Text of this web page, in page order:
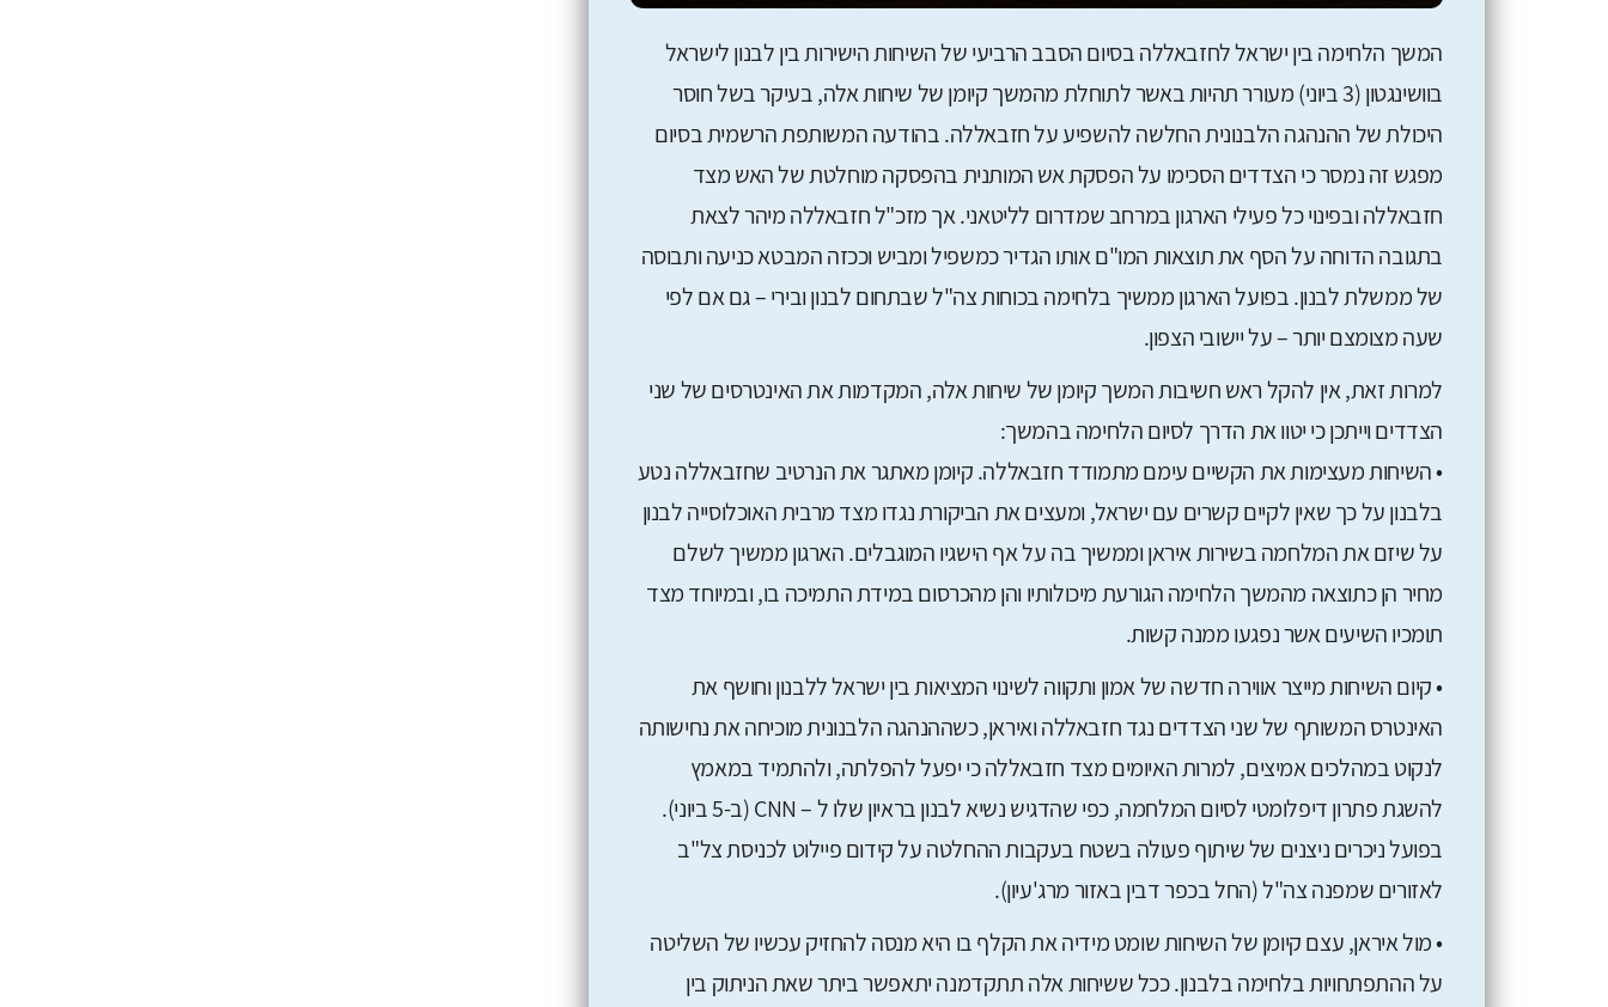
המשך הלחימה בין ישראל לחזבאללה בסיום הסבב הרביעי של השיחות הישירות בין לבנון לישראל
בוושינגטון (3 ביוני) מעורר תהיות באשר לתוחלת מהמשך קיומן של שיחות אלה, בעיקר בשל חוסר
היכולת של ההנהגה הלבנונית החלשה להשפיע על חזבאללה. בהודעה המשותפת הרשמית בסיום
מפגש זה נמסר כי הצדדים הסכימו על הפסקת אש המותנית בהפסקה מוחלטת של האש מצד
חזבאללה ובפינוי כל פעילי הארגון במרחב שמדרום לליטאני. אך מזכ"ל חזבאללה מיהר לצאת
בתגובה הדוחה על הסף את תוצאות המו"ם אותו הגדיר כמשפיל ומביש וככזה המבטא כניעה ותבוסה
של ממשלת לבנון. בפועל הארגון ממשיך בלחימה בכוחות צה"ל שבתחום לבנון ובירי – גם אם לפי
שעה מצומצם יותר – על יישובי הצפון.
למרות זאת, אין להקל ראש חשיבות המשך קיומן של שיחות אלה, המקדמות את האינטרסים של שני
הצדדים וייתכן כי יטוו את הדרך לסיום הלחימה בהמשך:
• השיחות מעצימות את הקשיים עימם מתמודד חזבאללה. קיומן מאתגר את הנרטיב שחזבאללה נטע
בלבנון על כך שאין לקיים קשרים עם ישראל, ומעצים את הביקורת נגדו מצד מרבית האוכלוסייה לבנון
על שיזם את המלחמה בשירות איראן וממשיך בה על אף הישגיו המוגבלים. הארגון ממשיך לשלם
מחיר הן כתוצאה מהמשך הלחימה הגורעת מיכולותיו והן מהכרסום במידת התמיכה בו, ובמיוחד מצד
תומכיו השיעים אשר נפגעו ממנה קשות.
• קיום השיחות מייצר אווירה חדשה של אמון ותקווה לשינוי המציאות בין ישראל ללבנון וחושף את
האינטרס המשותף של שני הצדדים נגד חזבאללה ואיראן, כשההנהגה הלבנונית מוכיחה את נחישותה
לנקוט במהלכים אמיצים, למרות האיומים מצד חזבאללה כי יפעל להפלתה, ולהתמיד במאמץ
להשגת פתרון דיפלומטי לסיום המלחמה, כפי שהדגיש נשיא לבנון בראיון שלו ל – CNN (ב-5 ביוני).
בפועל ניכרים ניצנים של שיתוף פעולה בשטח בעקבות ההחלטה על קידום פיילוט לכניסת צל"ב
לאזורים שמפנה צה"ל (החל בכפר דבין באזור מרג'עיון).
• מול איראן, עצם קיומן של השיחות שומט מידיה את הקלף בו היא מנסה להחזיק עכשיו של השליטה
על ההתפתחויות בלחימה בלבנון. ככל ששיחות אלה תתקדמנה יתאפשר ביתר שאת הניתוק בין